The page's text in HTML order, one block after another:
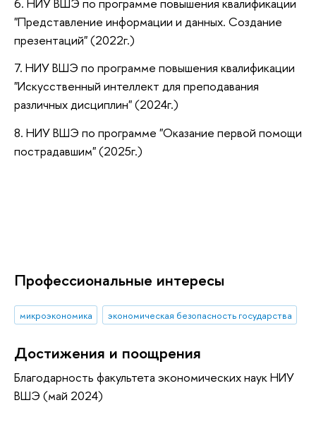
"Представление информации и данных. Создание
презентаций" (2022г.)
7. НИУ ВШЭ по программе повышения квалификации
"Искусственный интеллект для преподавания
различных дисциплин" (2024г.)
8. НИУ ВШЭ по программе "Оказание первой помощи
пострадавшим" (2025г.)
Профессиональные интересы
микроэкономика экономическая безопасность государства
Достижения и поощрения
Благодарность факультета экономических наук НИУ
ВШЭ (май 2024)